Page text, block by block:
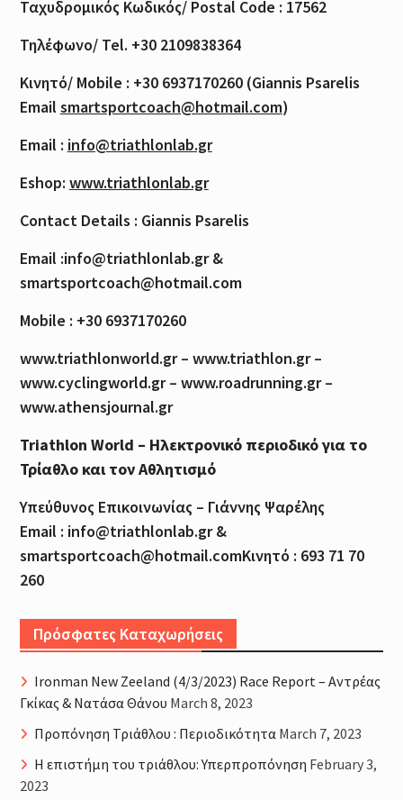
Ταχυδρομικός Κωδικός/ Postal Code : 17562
Τηλέφωνο/ Tel. +30 2109838364
Κινητό/ Mobile : +30 6937170260 (Giannis Psarelis
Email smartsportcoach@hotmail.com)
Email : info@triathlonlab.gr
Eshop: www.triathlonlab.gr
Contact Details : Giannis Psarelis
Email :info@triathlonlab.gr &
smartsportcoach@hotmail.com
Mobile : +30 6937170260
www.triathlonworld.gr – www.triathlon.gr –
www.cyclingworld.gr – www.roadrunning.gr –
www.athensjournal.gr
Triathlon World – Ηλεκτρονικό περιοδικό για το
Τρίαθλο και τον Αθλητισμό
Υπεύθυνος Επικοινωνίας – Γιάννης Ψαρέλης
Email : info@triathlonlab.gr &
smartsportcoach@hotmail.comΚινητό : 693 71 70
260
Πρόσφατες Καταχωρήσεις
Ironman New Zeeland (4/3/2023) Race Report – Αντρέας
Γκίκας & Νατάσα Θάνου March 8, 2023
Προπόνηση Τριάθλου : Περιοδικότητα March 7, 2023
H επιστήμη του τριάθλου: Υπερπροπόνηση February 3,
2023